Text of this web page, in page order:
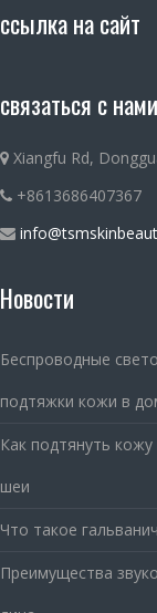
ссылка на сайт
связаться с нами
Xiangfu Rd,
+8613686407367
Новости
Беспроводные
подтяжки кожи в
Как подтянуть
шеи
Что такое
Преимущества